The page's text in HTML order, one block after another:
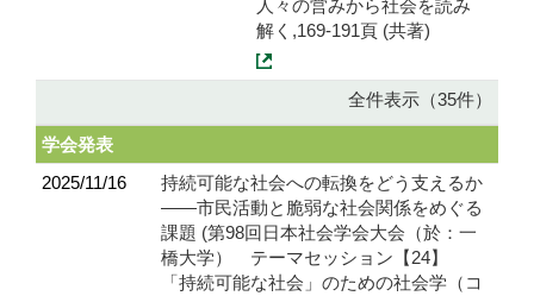
人々の営みから社会を読み
解く,169-191頁 (共著)
全件表示（35件）
学会発表
2025/11/16
持続可能な社会への転換をどう支えるか
——市民活動と脆弱な社会関係をめぐる
課題 (第98回日本社会学会大会（於：一
橋大学） テーマセッション【24】
「持続可能な社会」のための社会学（コ